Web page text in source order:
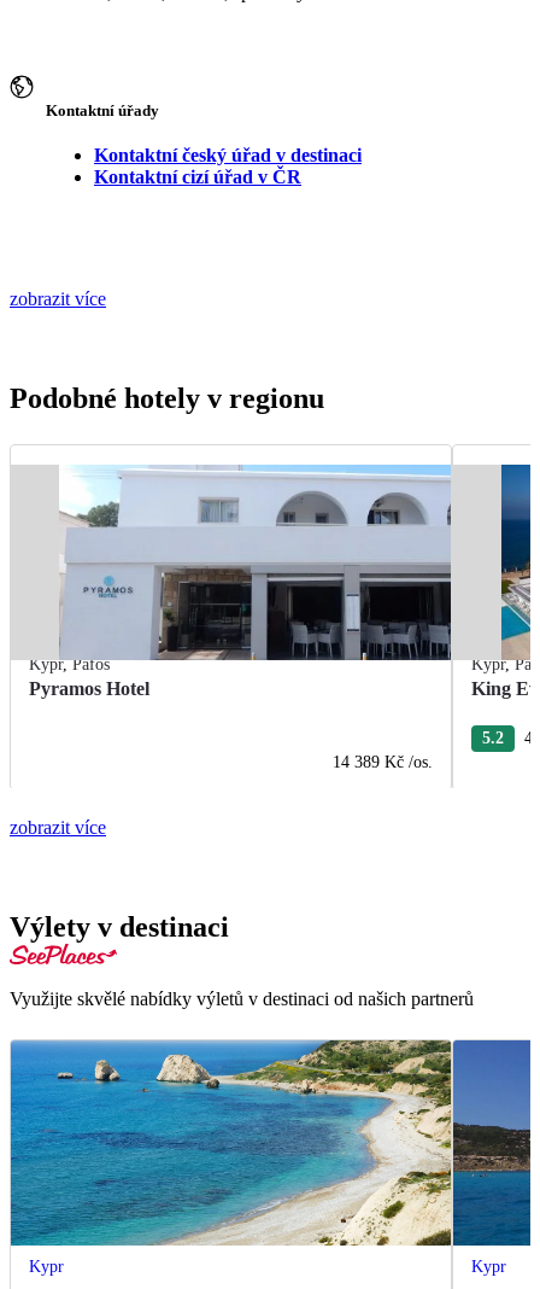
Kontaktní úřady
Kontaktní český úřad v destinaci
Kontaktní cizí úřad v ČR
zobrazit více
Podobné hotely v regionu
Kypr,Pafos
Pyramos Hotel
14 389 Kč /os.
Kypr,
King
5.2 4
zobrazit více
Výlety v destinaci
Využijte skvělé nabídky výletů v destinaci od našich partnerů
Kypr Kypr